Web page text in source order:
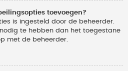
toevoegen?
is ingesteld door de beheerder.
te hebben dan het toegestane
met de beheerder.